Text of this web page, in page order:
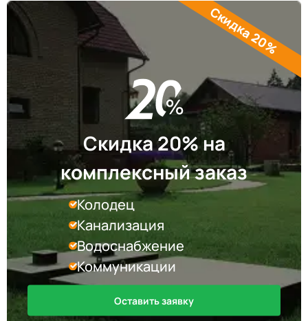
Скидка 20% на
комплексный заказ
Колодец
Канализация
Водоснабжение
Коммуникации
Оставить заявку
Скидка 20%